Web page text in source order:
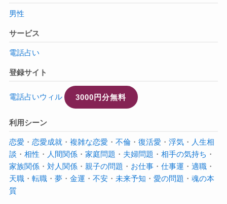
男性
サービス
電話占い
登録サイト
電話占いウィル 3000円分無料
利用シーン
恋愛 ・ 恋愛成就・ 複雑な恋愛 ・ 不倫・ 復活愛 ・ 浮気・ 人生相
談 ・ 相性 ・ 人間関係・ 家庭問題 ・ 夫婦問題 ・ 相手の気持ち ・
家族関係・ 対人関係・ 親子の問題 ・ お仕事・ 仕事運 ・ 適職・
天職・ 転職・ 夢・ 金運 ・ 不安・ 未来予知 ・ 愛の問題 ・ 魂の本
質